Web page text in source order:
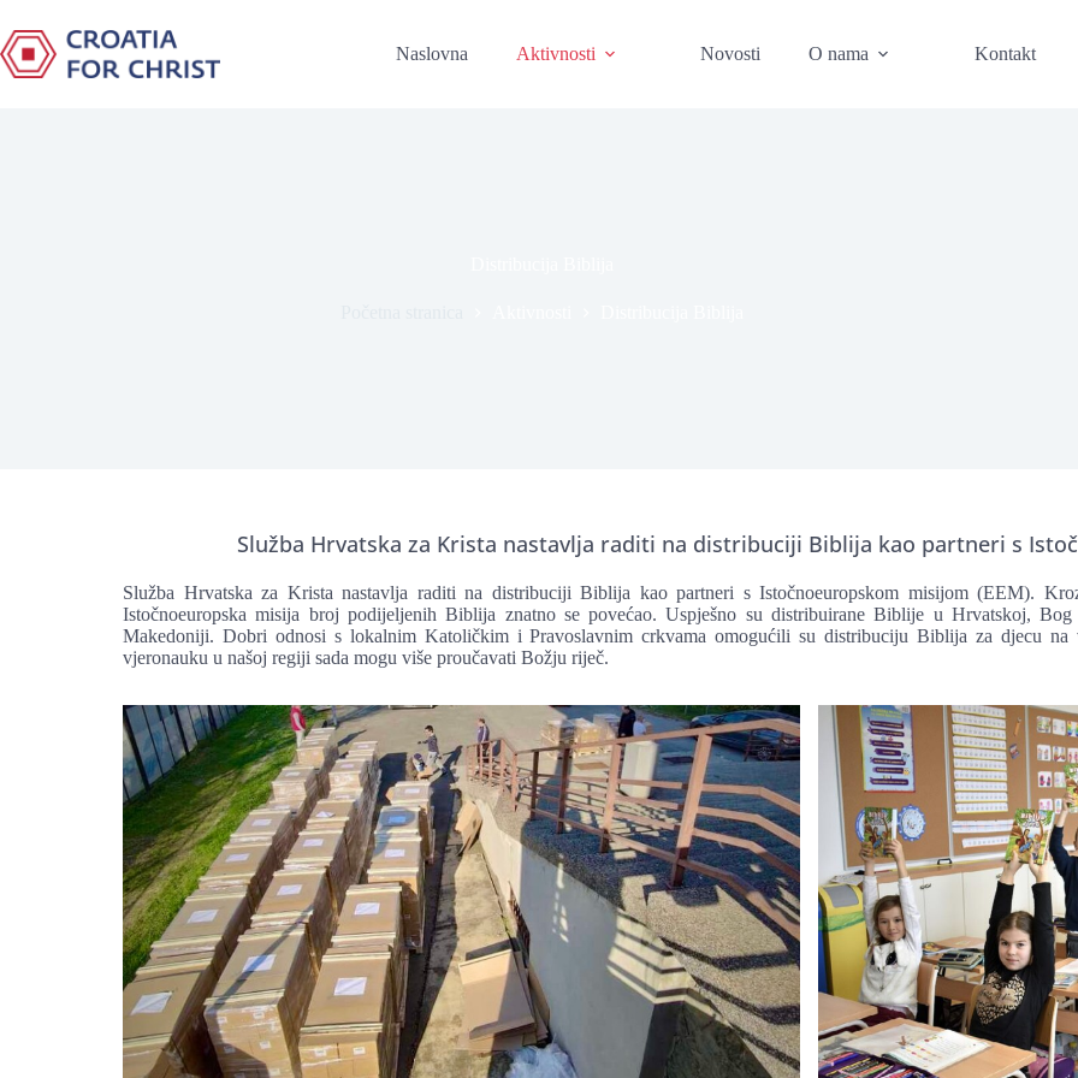
Naslovna Aktivnosti Novosti O nama Kontakt
Služba Hrvatska za Krista nastavlja raditi na distribuciji Biblija kao partneri s
Služba Hrvatska za Krista nastavlja raditi na distribuciji Biblija kao partneri s Istočnoeuropskom misijom (EEM).
Istočnoeuropska misija broj podijeljenih Biblija znatno se povećao. Uspješno su distribuirane Biblije u Hrvatskoj,
Makedoniji. Dobri odnosi s lokalnim Katoličkim i Pravoslavnim crkvama omogućili su distribuciju Biblija za djecu na
vjeronauku u našoj regiji sada mogu više proučavati Božju riječ.